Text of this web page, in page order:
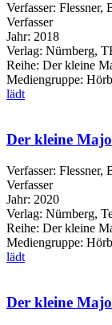
Verfasser: Flessner,
Verfasser
Jahr: 2018
Verlag: Nürnberg,
Reihe: Der kleine
Mediengruppe:
lädt
Der kleine
Verfasser: Flessner,
Verfasser
Jahr: 2020
Verlag: Nürnberg,
Reihe: Der kleine
Mediengruppe:
lädt
Der kleine